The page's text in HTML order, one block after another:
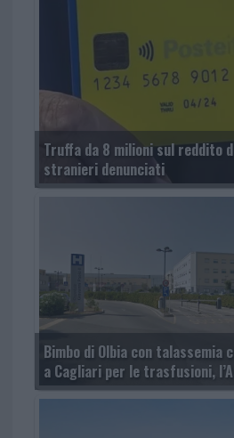
Truffa da 8 milioni sul reddito
stranieri denunciati
Bimbo di Olbia con
a Cagliari per le trasfusioni,